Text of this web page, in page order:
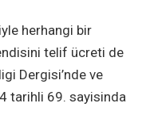
herhangi bir
telif ücreti de
Dergisi’nde ve
tarihli 69. sayisinda